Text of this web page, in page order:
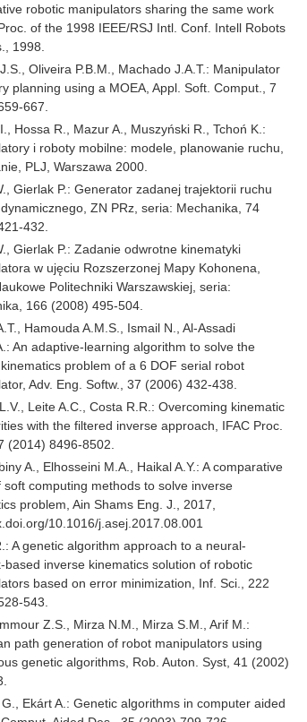
robotic manipulators sharing the same work
of the 1998 IEEE/RSJ Intl. Conf. Intell Robots
1998.
Oliveira P.B.M., Machado J.A.T.: Manipulator
planning using a MOEA, Appl. Soft. Comput., 7
667.
Hossa R., Mazur A., Muszyński R., Tchoń K.:
i roboty mobilne: modele, planowanie ruchu,
PLJ, Warszawa 2000.
Gierlak P.: Generator zadanej trajektorii ruchu
ZN PRz, seria: Mechanika, 74
432.
Gierlak P.: Zadanie odwrotne kinematyki
w ujęciu Rozszerzonej Mapy Kohonena,
Politechniki Warszawskiej, seria:
166 (2008) 495-504.
Hamouda A.M.S., Ismail N., Al-Assadi
An adaptive-learning algorithm to solve the
problem of a 6 DOF serial robot
Adv. Eng. Softw., 37 (2006) 432-438.
Leite A.C., Costa R.R.: Overcoming kinematic
with the filtered inverse approach, IFAC Proc.
(2014) 8496-8502.
A., Elhosseini M.A., Haikal A.Y.: A comparative
soft computing methods to solve inverse
problem, Ain Shams Eng. J., 2017,
10.1016/j.asej.2017.08.001
A genetic algorithm approach to a neural-
based inverse kinematics solution of robotic
based on error minimization, Inf. Sci., 222
543.
Z.S., Mirza N.M., Mirza S.M., Arif M.:
path generation of robot manipulators using
genetic algorithms, Rob. Auton. Syst, 41 (2002)
Ekárt A.: Genetic algorithms in computer aided